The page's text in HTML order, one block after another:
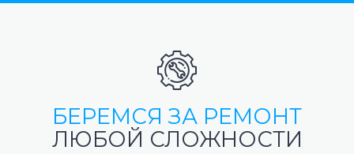
БЕРЕМСЯ ЗА РЕМОНТ
ЛЮБОЙ СЛОЖНОСТИ